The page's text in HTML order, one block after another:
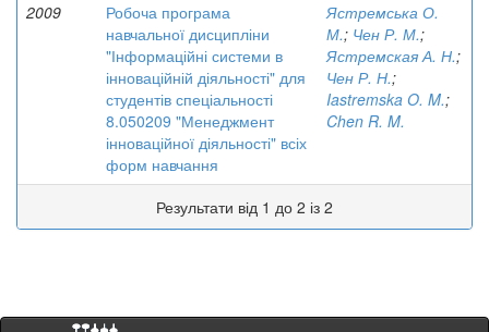
2009
Робоча програма
навчальної дисципліни
"Інформаційні системи в
інноваційній діяльності" для
студентів спеціальності
8.050209 "Менеджмент
інноваційної діяльності" всіх
форм навчання
Ястремська О.
М.; Чен Р. М.;
Ястремская А. Н.;
Чен Р. Н.;
Iastremska O. M.;
Chen R. M.
Результати від 1 до 2 із 2